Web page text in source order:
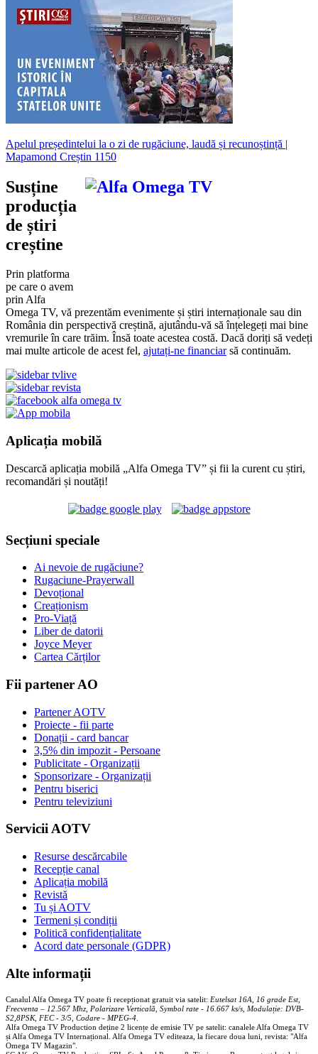
Apelul președintelui la o zi de rugăciune, laudă și recunoștință |
Mapamond Creștin 1150
Susține
producția
de știri
creștine
Prin platforma
pe care o avem
prin Alfa
Omega TV, vă prezentăm evenimente și știri internaționale sau din
România din perspectivă creștină, ajutându-vă să înțelegeți mai bine
vremurile în care trăim. Însă toate acestea costă. Dacă doriți să vedeți
mai multe articole de acest fel, ajutați-ne financiarsă continuăm.
Aplicația mobilă
Descarcă aplicația mobilă „Alfa Omega TV” și fii la curent cu știri,
recomandări și noutăți!
Secțiuni speciale
Ai nevoie de rugăciune?
Rugaciune-Prayerwall
Devoțional
Creaționism
Pro-Viață
Liber de datorii
Joyce Meyer
Cartea Cărților
Fii partener AO
Partener AOTV
Proiecte - fii parte
Donații - card bancar
3,5% din impozit - Persoane
Publicitate - Organizații
Sponsorizare - Organizații
Pentru biserici
Pentru televiziuni
Servicii AOTV
Resurse descărcabile
Recepție canal
Aplicația mobilă
Revistă
Tu și AOTV
Termeni și condiții
Politică confidențialitate
Acord date personale (GDPR)
Alte informații
Canalul Alfa Omega TV poate fi recepționat gratuit via satelit: Eutelsat 16A, 16 grade Est,
Frecventa – 12.567 Mhz, Polarizare Verticală, Symbol rate - 16.667 ks/s, Modulație: DVB-
S2,8PSK, FEC - 3/5, Codare - MPEG-4
Alfa Omega TV Production deține 2 licențe de emisie TV pe satelit: canalele Alfa Omega TV
și Alfa Omega TV Internațional. Alfa Omega TV editeaza, la fiecare doua luni, revista: "Alfa
Omega TV Magazin".